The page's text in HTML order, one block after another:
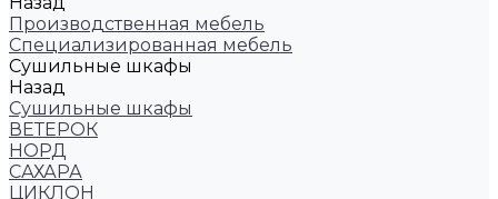
Производственная мебель
Cпециализированная мебель
Cушильные шкафы
Назад
Cушильные шкафы
ВЕТЕРОК
НОРД
САХАРА
ЦИКЛОН